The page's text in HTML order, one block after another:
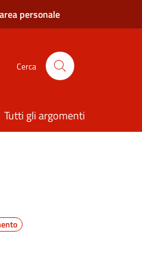
personale
Cerca
Tutti gli argomenti